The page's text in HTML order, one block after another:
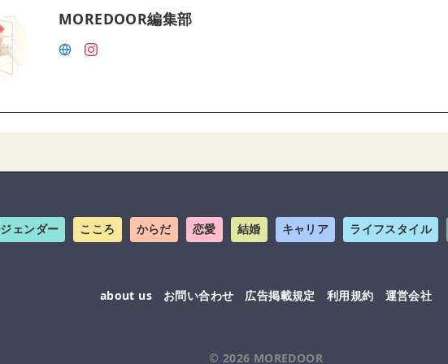
MOREDOOR編集部
ジェンダー こころ からだ 恋愛 結婚 キャリア ライフスタイル
about us お問い合わせ 広告掲載規定 利用規約 運営会社
© 2026 MOREDOOR